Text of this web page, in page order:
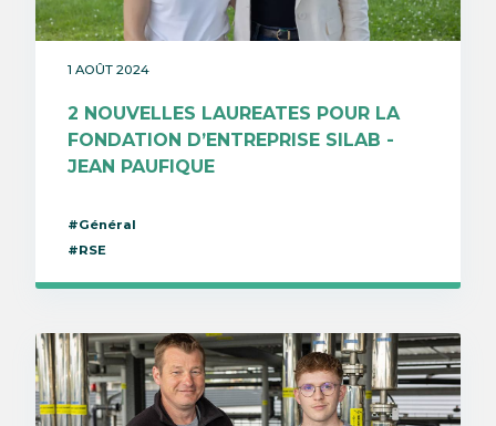
1 AOÛT 2024
2 NOUVELLES LAUREATES POUR LA
FONDATION D’ENTREPRISE SILAB -
JEAN PAUFIQUE
#Général
#RSE